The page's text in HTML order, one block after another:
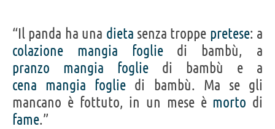
“Il panda ha una dieta senza troppe pretese: a
colazione
mangia fogliedi bambù, a
pranzo
mangia foglie di bambù e a
cena mangia foglie di bambù. Ma se gli
mancano è fottuto, in un mese è morto di
fame.”